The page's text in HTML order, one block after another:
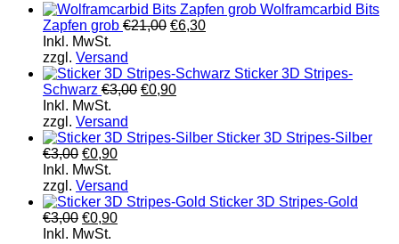
Wolframcarbid Bits
Zapfen grob €21,00 €6,30
Inkl. MwSt.
zzgl. Versand
Sticker 3D Stripes-
Schwarz €3,00 €0,90
Inkl. MwSt.
zzgl. Versand
Sticker 3D Stripes-Silber
€3,00 €0,90
Inkl. MwSt.
zzgl. Versand
Sticker 3D Stripes-Gold
€3,00 €0,90
Inkl. MwSt.